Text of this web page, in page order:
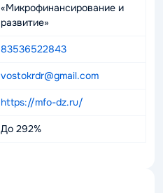
«Микрофинансирование и
развитие»
83536522843
vostokrdr@gmail.com
https://mfo-dz.ru/
До 292%